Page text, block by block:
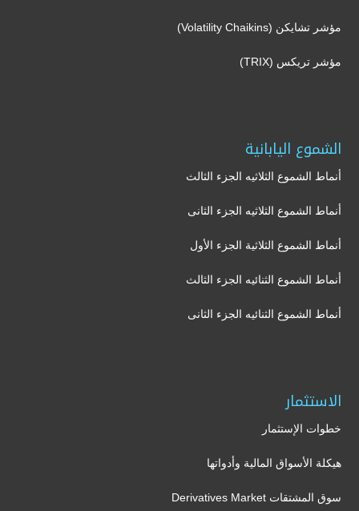
مؤشر تشايكن (Volatility Chaikins)
مؤشر تريكس (TRIX)
الشموع اليابانية
أنماط الشموع الثلاثيه الجزء الثالث
أنماط الشموع الثلاثيه الجزء الثانى
أنماط الشموع الثلاثية الجزء الأول
أنماط الشموع الثنائيه الجزء الثالث
أنماط الشموع الثنائيه الجزء الثانى
الاستثمار
خطوات الإستثمار
هيكلة الأسواق المالية وأدواتها
سوق المشتقات Derivatives Market